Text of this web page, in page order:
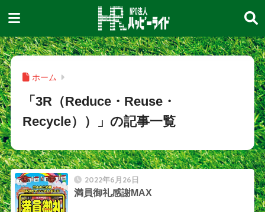
ホーム
「3R（Reduce・Reuse・
Recycle））」の記事一覧
2022年6月26日
満員御礼感謝MAX